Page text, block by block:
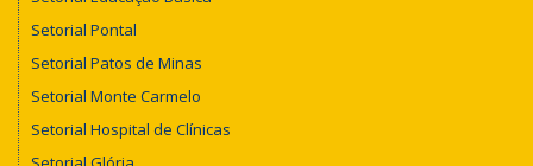
Setorial Pontal
Setorial Patos de Minas
Setorial Monte Carmelo
Setorial Hospital de Clínicas